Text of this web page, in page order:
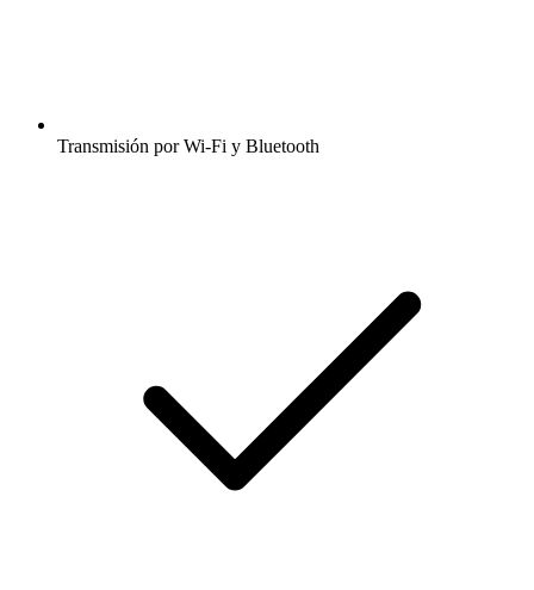
Transmisión por Wi-Fi y Bluetooth